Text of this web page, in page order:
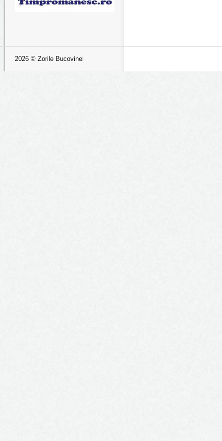
2026 © Zorile Bucovinei